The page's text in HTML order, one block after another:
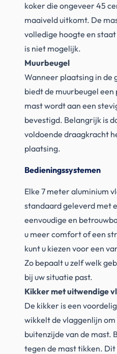
koker die ongeveer 45
maaiveld uitkomt. De
volledige hoogte en
is niet mogelijk.
Muurbeugel
Wanneer plaatsing in de
biedt de muurbeugel
mast wordt aan een
bevestigd. Belangrijk is
voldoende draagkracht
plaatsing.
Bedieningssystemen
Elke 7 meter aluminium
standaard geleverd met
eenvoudige en
u meer comfort of een
kunt u kiezen voor een
Zo bepaalt u zelf welk
bij uw situatie past.
Kikker met uitwendige
De kikker is een
wikkelt de vlaggenlijn om
buitenzijde van de mast.
tegen de mast tikken. Dit